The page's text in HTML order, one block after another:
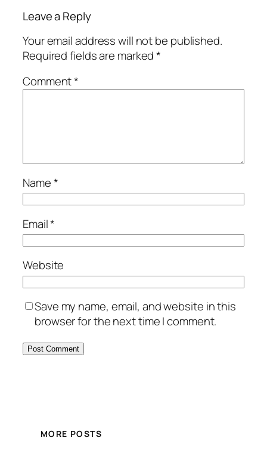
Leave a Reply
Your email address will not be published.
Required fields are marked*
Comment*
Name*
Email*
Website
Save my name, email, and website in this
browser for the next time I comment.
MORE POSTS